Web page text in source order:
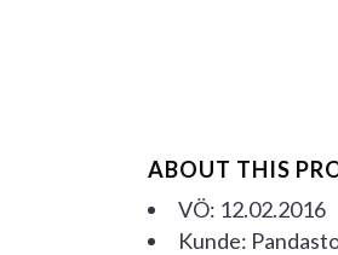
ABOUT THIS
VÖ: 12.02.2016
Kunde: